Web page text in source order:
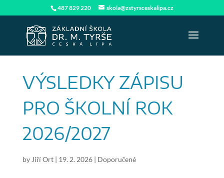
487 829 220 skola@zstyrsceskalipa.cz
VÝSLEDKY ZÁPISU
PRO ŠKOLNÍ ROK
2026/2027
by Jiří Ort| 19. 2. 2026| Doporučené